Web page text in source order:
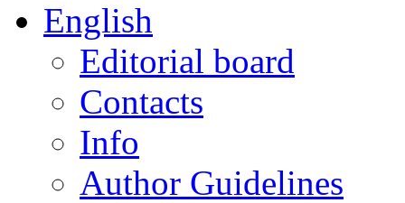
English
Editorial board
Contacts
Info
Author Guidelines